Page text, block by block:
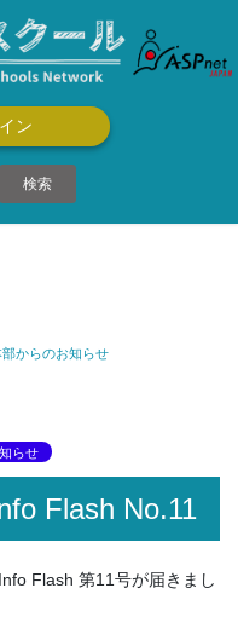
ン
からのお知らせ
らせ
Flash No.11
Flash 第11号が届きまし